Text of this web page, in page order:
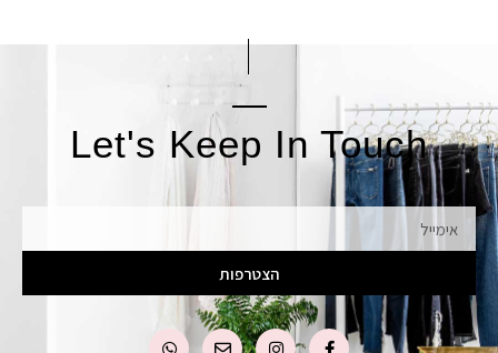
Let's Keep In Touch
אימייל
הצטרפות